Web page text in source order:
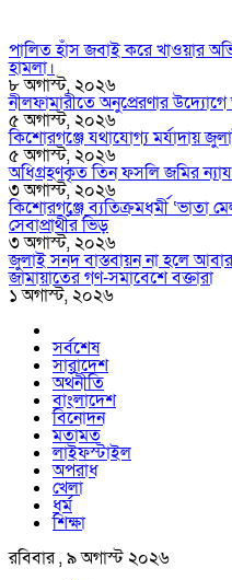
পালিত হাঁস জবাই করে খাওয়ার
হামলা।
৮ অগাস্ট, ২০২৬
নীলফামারীতে অনুপ্রেরণার
৫ অগাস্ট, ২০২৬
কিশোরগঞ্জে যথাযোগ্য মর্যাদায়
৫ অগাস্ট, ২০২৬
অধিগ্রহণকৃত তিন ফসলি জমির
৩ অগাস্ট, ২০২৬
কিশোরগঞ্জে ব্যতিক্রমধর্মী ‘ভাতা
সেবাপ্রার্থীর ভিড়
৩ অগাস্ট, ২০২৬
জুলাই সনদ বাস্তবায়ন না হলে
জামায়াতের গণ-সমাবেশে বক্তারা
১ অগাস্ট, ২০২৬
সর্বশেষ
সারাদেশ
অর্থনীতি
বাংলাদেশ
বিনোদন
মতামত
লাইফস্টাইল
অপরাধ
খেলা
ধর্ম
শিক্ষা
রবিবার , ৯ অগাস্ট ২০২৬